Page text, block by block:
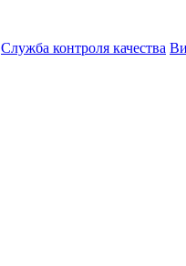
Служба контроля качества